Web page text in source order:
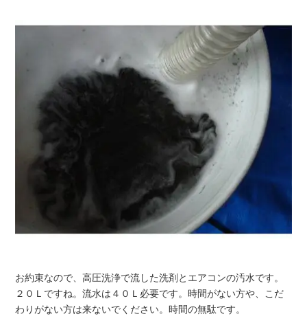
お約束なので、高圧洗浄で流した洗剤とエアコンの汚水です。
２０Ｌですね。流水は４０Ｌ必要です。時間がない方や、こだ
わりがない方は来ないでください。時間の無駄です。